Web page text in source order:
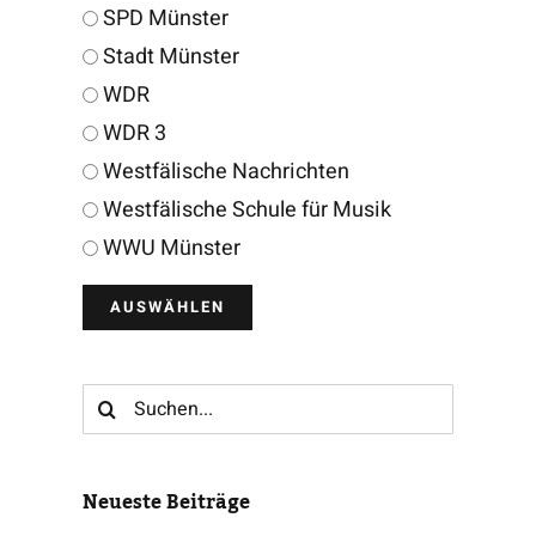
SPD Münster
Stadt Münster
WDR
WDR 3
Westfälische Nachrichten
Westfälische Schule für Musik
WWU Münster
Suche
nach:
Neueste Beiträge